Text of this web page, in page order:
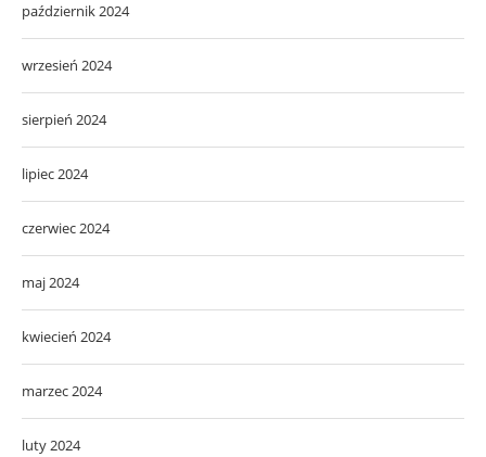
październik 2024
wrzesień 2024
sierpień 2024
lipiec 2024
czerwiec 2024
maj 2024
kwiecień 2024
marzec 2024
luty 2024